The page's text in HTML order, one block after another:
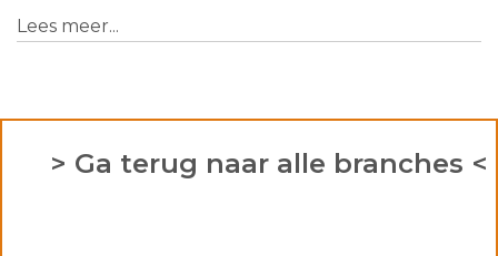
Lees meer...
> Ga terug naar alle branches <